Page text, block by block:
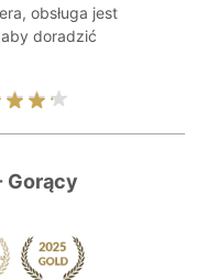
obsługa jest
doradzić
Gorący